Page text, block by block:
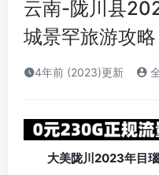
云南-陇川县
城景罕旅游攻略
4年前 (2023)更新
大美陇川2023年目